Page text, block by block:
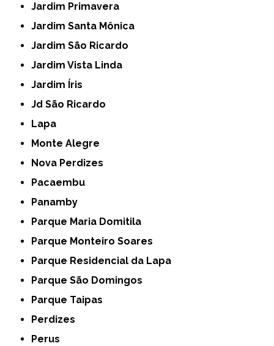
Jardim Primavera
Jardim Santa Mônica
Jardim São Ricardo
Jardim Vista Linda
Jardim Íris
Jd São Ricardo
Lapa
Monte Alegre
Nova Perdizes
Pacaembu
Panamby
Parque Maria Domitila
Parque Monteiro Soares
Parque Residencial da Lapa
Parque São Domingos
Parque Taipas
Perdizes
Perus